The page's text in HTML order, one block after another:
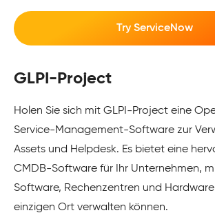
Try ServiceNow
GLPI-Project
Holen Sie sich mit GLPI-Project eine
Service-Management-Software zur
Assets und Helpdesk. Es bietet eine
CMDB-Software für Ihr Unternehmen,
Software, Rechenzentren und
einzigen Ort verwalten können.